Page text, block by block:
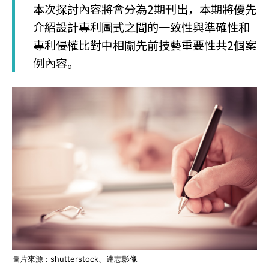
本次探討內容將會分為2期刊出，本期將優先
介紹設計專利圖式之間的一致性與準確性和
專利侵權比對中相關先前技藝重要性共2個案
例內容。
圖片來源 : shutterstock、達志影像